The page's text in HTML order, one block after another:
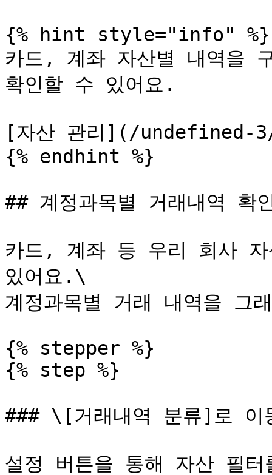
{% hint style="info" %}
카드, 계좌 자산별 내역을
확인할 수 있어요.
[자산 관리](/undefined-
{% endhint %}
## 계정과목별 거래내역 확
카드, 계좌 등 우리 회사 자
있어요.\
계정과목별 거래 내역을 그
{% stepper %}
{% step %}
### \[거래내역 분류]로 이
설정 버튼을 통해 자산 필